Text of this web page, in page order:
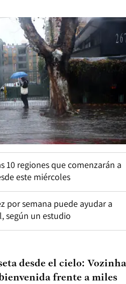
10 regiones que comenzarán a
este miércoles
por semana puede ayudar a
según un estudio
desde el cielo: Vozinha
frente a miles